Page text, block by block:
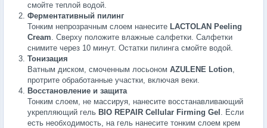
смойте теплой водой.
Ферментативный пилинг
Тонким непрозрачным слоем нанесите LACTOLAN Peeling
Cream. Сверху положите влажные салфетки. Салфетки
снимите через 10 минут. Остатки пилинга смойте водой.
Тонизация
Ватным диском, смоченным лосьоном AZULENE Lotion,
протрите обработанные участки, включая веки.
Восстановление и защита
Тонким слоем, не массируя, нанесите восстанавливающий
укрепляющий гель BIO REPAIR Cellular Firming Gel . Если
есть необходимость, на гель нанесите тонким слоем крем